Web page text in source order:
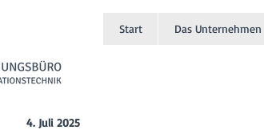
Start Das Unternehmen
4. Juli 2025